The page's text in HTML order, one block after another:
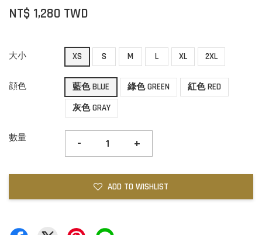
NT$ 1,280 TWD
大小 XS S M L XL 2XL
顔色 藍色 BLUE 綠色 GREEN
紅色 RED
灰色 GRAY
數量 - +
ADD TO WISHLIST